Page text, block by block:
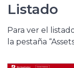
Listado
Para ver el
la pestaña